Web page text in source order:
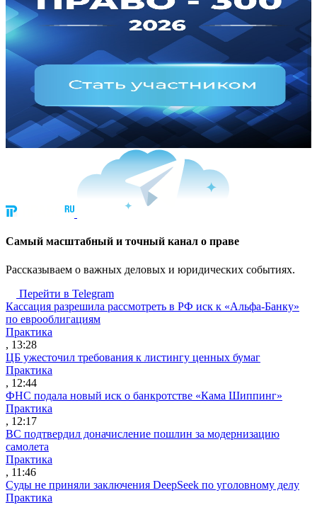
Cамый масштабный и точный канал о праве
Рассказываем о важных деловых и юридических событиях.
Перейти в Telegram
Кассация разрешила рассмотреть в РФ иск к «Альфа-Банку»
по еврооблигациям
Практика
, 13:28
ЦБ ужесточил требования к листингу ценных бумаг
Практика
, 12:44
ФНС подала новый иск о банкротстве «Кама Шиппинг»
Практика
, 12:17
ВС подтвердил доначисление пошлин за модернизацию
самолета
Практика
, 11:46
Суды не приняли заключения DeepSeek по уголовному делу
Практика